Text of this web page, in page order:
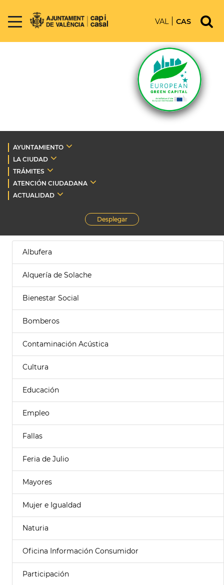
VAL CAS
AYUNTAMIENTO
LA CIUDAD
TRÁMITES
ATENCIÓN CIUDADANA
ACTUALIDAD
Desplegar
Albufera
Alquería de Solache
Bienestar Social
Bomberos
Contaminación Acústica
Cultura
Educación
Empleo
Fallas
Feria de Julio
Mayores
Mujer e Igualdad
Naturia
Oficina Información Consumidor
Participación